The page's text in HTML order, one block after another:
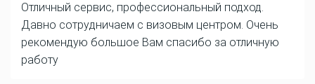
Отличный сервис, профессиональный подход.
Давно сотрудничаем с визовым центром. Очень
рекомендую большое Вам спасибо за отличную
работу